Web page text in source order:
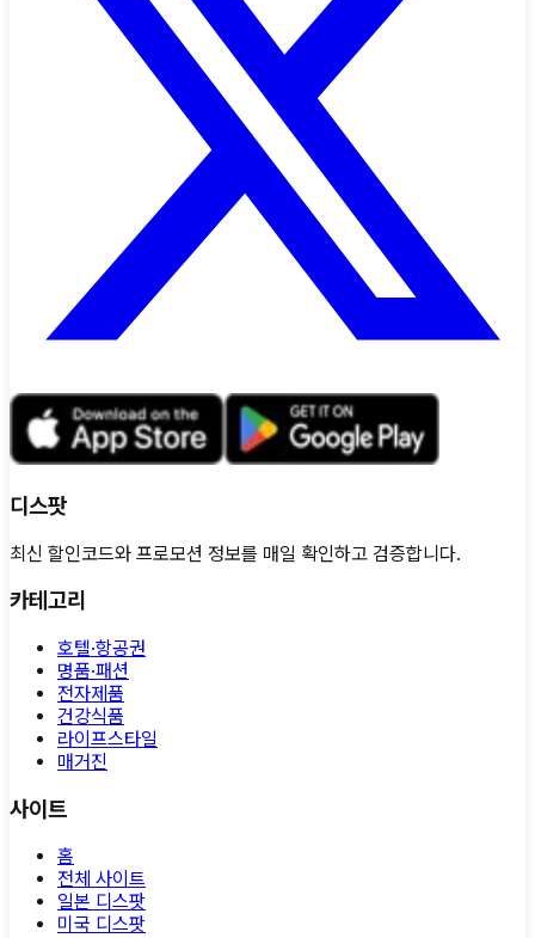
디스팟
최신 할인코드와 프로모션 정보를 매일 확인하고 검증합니다.
카테고리
호텔·항공권
명품·패션
전자제품
건강식품
라이프스타일
매거진
사이트
홈
전체 사이트
일본 디스팟
미국 디스팟